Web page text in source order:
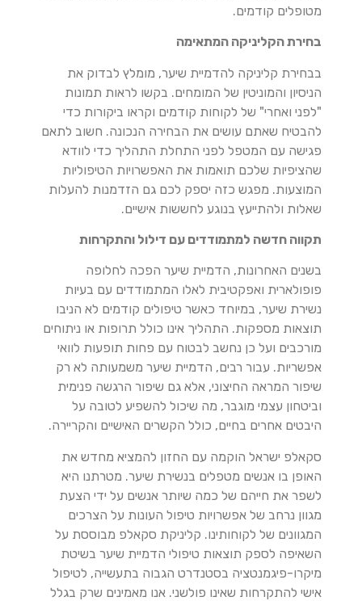
מטופלים קודמים.
בחירת הקליניקה המתאימה
בבחירת קליניקה להדמיית שיער, מומלץ לבדוק את
הניסיון והמוניטין של המומחים. בקשו לראות תמונות
"לפני ואחרי" של לקוחות קודמים וקראו ביקורות כדי
להבטיח שאתם עושים את הבחירה הנכונה. חשוב לתאם
פגישה עם המטפל לפני התחלת התהליך כדי לוודא
שהציפיות שלכם תואמות את האפשרויות הטיפוליות
המוצעות. מפגש כזה יספק לכם גם הזדמנות להעלות
שאלות ולהתייעץ בנוגע לחששות אישיים.
תקווה חדשה למתמודדים עם דילול והתקרחות
בשנים האחרונות, הדמיית שיער הפכה לחלופה
פופולארית ואפקטיבית לאלו המתמודדים עם בעיות
נשירת שיער, במיוחד כאשר טיפולים קודמים לא הניבו
תוצאות מספקות. התהליך אינו כולל תרופות או ניתוחים
מורכבים ועל כן נחשב לבטוח עם פחות תופעות לוואי
אפשריות. עבור רבים, הדמיית שיער משמעותה לא רק
שיפור המראה החיצוני, אלא גם שיפור הרגשה פנימית
וביטחון עצמי מוגבר, מה שיכול להשפיע לטובה על
היבטים אחרים בחיים, כולל הקשרים האישיים והקריירה.
סקאלפ ישראל הוקמה עם החזון להמציא מחדש את
האופן בו אנשים מטפלים בנשירת שיער. מטרתנו היא
לשפר את חייהם של כמה שיותר אנשים על ידי הצעת
מגוון נרחב של אפשרויות טיפול העונות על הצרכים
המגוונים של לקוחותינו. קליניקת סקאלפ מבוססת על
השאיפה לספק תוצאות טיפולי הדמיית שיער בשיטת
מיקרו-פיגמנטציה בסטנדרט הגבוה בתעשייה, לטיפול
אישי להתקרחות שאינו פולשני. אנו מאמינים שרק בגלל